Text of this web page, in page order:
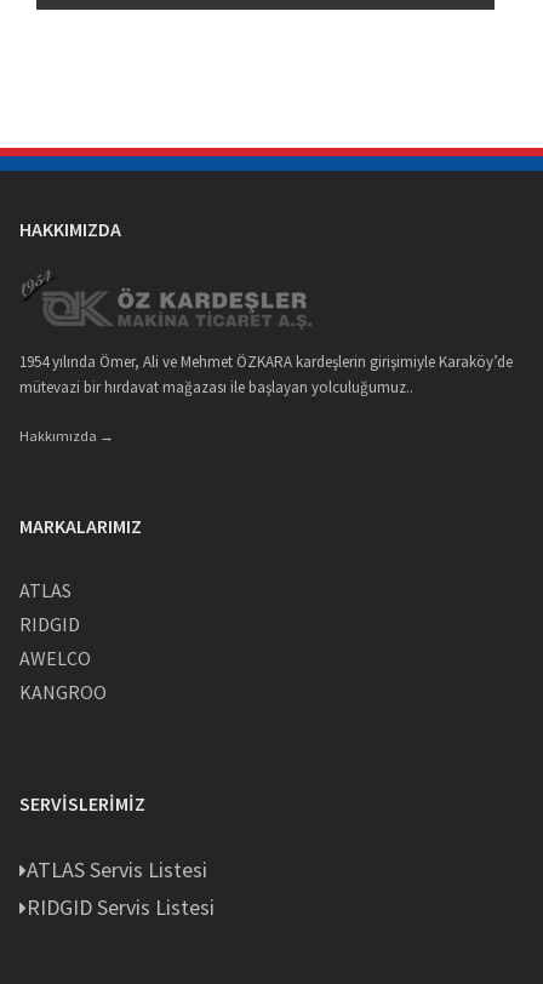
HAKKIMIZDA
1954 yılında Ömer, Ali ve Mehmet ÖZKARA kardeşlerin girişimiyle Karaköy’de
mütevazi bir hırdavat mağazası ile başlayan yolculuğumuz..
Hakkımızda →
MARKALARIMIZ
ATLAS
RIDGID
AWELCO
KANGROO
SERVISLERIMIZ
ATLAS Servis Listesi
RIDGID Servis Listesi